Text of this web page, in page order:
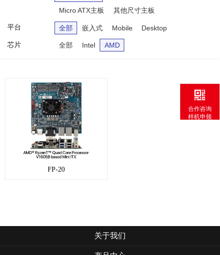
Micro ATX主板
其他尺寸主板
平台 全部 嵌入式 Mobile Desktop
芯片 全部 Intel AMD
FP-20
关于我们
合作咨询
样机申领